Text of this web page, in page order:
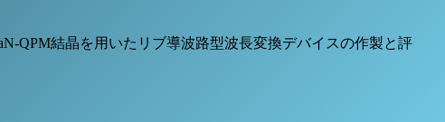
QPM結晶を用いたリブ導波路型波長変換デバイスの作製と評